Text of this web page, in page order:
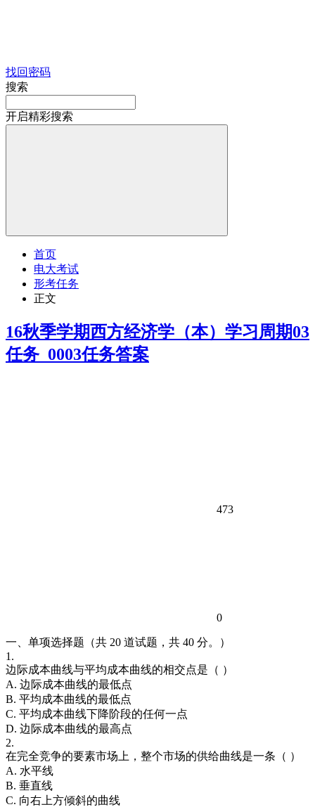
找回密码
搜索
开启精彩搜索
首页
电大考试
形考任务
正文
16秋季学期西方经济学（本）学习周期03
任务_0003任务答案
473
0
一、单项选择题（共 20 道试题，共 40 分。）
1.
边际成本曲线与平均成本曲线的相交点是（ ）
A. 边际成本曲线的最低点
B. 平均成本曲线的最低点
C. 平均成本曲线下降阶段的任何一点
D. 边际成本曲线的最高点
2.
在完全竞争的要素市场上，整个市场的供给曲线是一条（ ）
A. 水平线
B. 垂直线
C. 向右上方倾斜的曲线